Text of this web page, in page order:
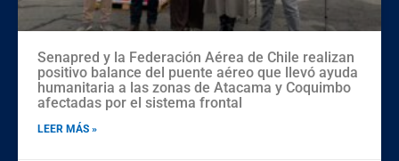
Senapred y la Federación Aérea de Chile realizan
positivo balance del puente aéreo que llevó ayuda
humanitaria a las zonas de Atacama y Coquimbo
afectadas por el sistema frontal
LEER MÁS »